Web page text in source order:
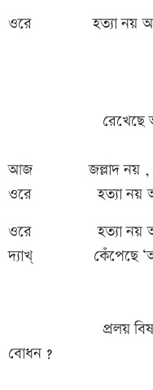
ওরে হত্যা নয় আজ
এই দিনই
পুত্র-
ছুড়ি হেনে
রেখেছে আব্বা
ছি ছি !
আজ জল্লাদ নয় ,
ওরে হত্যা নয় আজ
ওরে হত্যা নয় আজ
দ্যাখ্ কেঁপেছে
মন-খুনী কি
ত্রাস প্রাণে
প্রলয় বিষাণ
বোধন ?
সে কি